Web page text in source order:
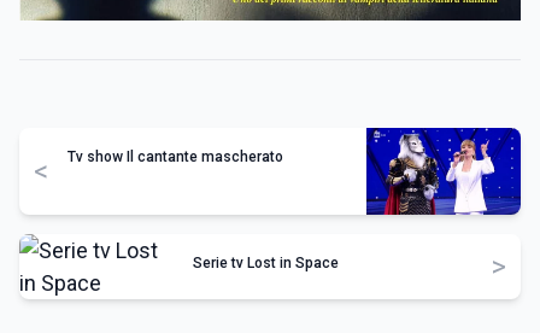
< Tv show Il cantante mascherato
Serie tv Lost in Space >